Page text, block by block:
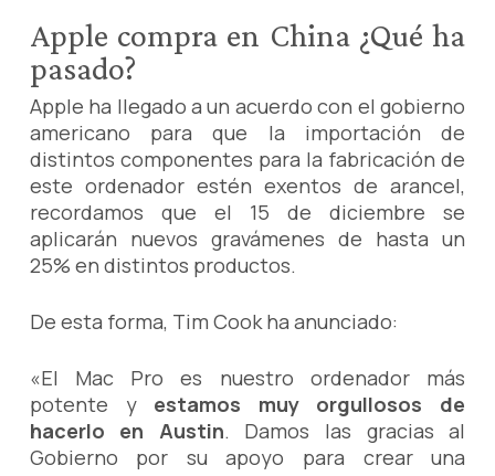
Apple compra en China ¿Qué ha
pasado?
Apple ha llegado a un acuerdo con el gobierno
americano para que la importación de
distintos componentes para la fabricación de
este ordenador estén exentos de arancel,
recordamos que el 15 de diciembre se
aplicarán nuevos gravámenes de hasta un
25% en distintos productos.
De esta forma, Tim Cook ha anunciado:
«El Mac Pro es nuestro ordenador más
potente y estamos muy orgullosos de
hacerlo en Austin. Damos las gracias al
Gobierno por su apoyo para crear una